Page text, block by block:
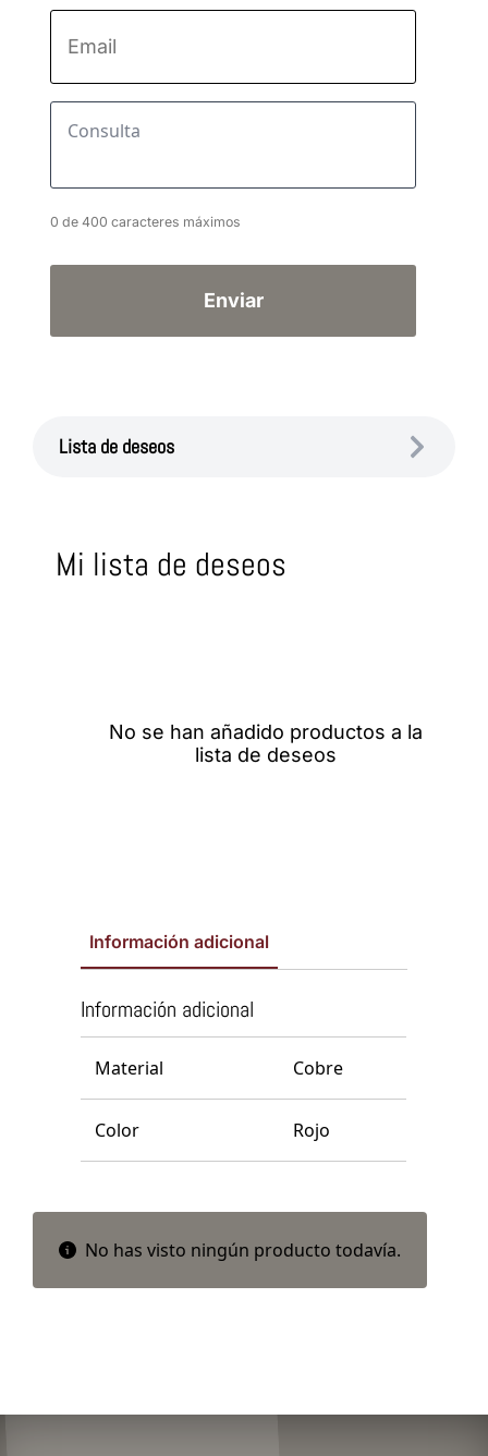
Consulta
0 de 400 caracteres máximos
Lista de deseos
Mi lista de deseos
No se han añadido productos a la
lista de deseos
Información adicional
Información adicional
Material Cobre
Color Rojo
No has visto ningún producto todavía.